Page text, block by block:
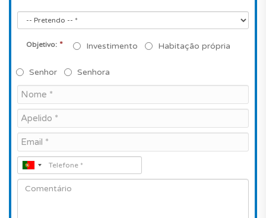
Objetivo: * Investimento Habitação própria
Senhor Senhora